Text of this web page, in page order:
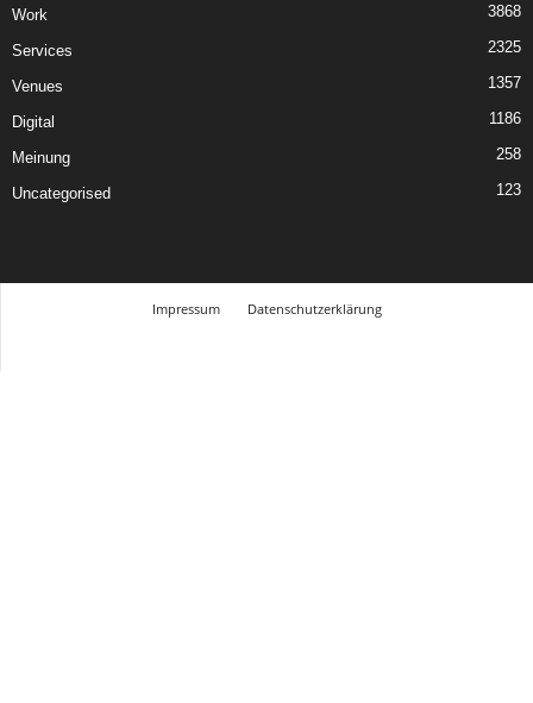
Work 3868
Services 2325
Venues 1357
Digital 1186
Meinung 258
Uncategorised 123
Impressum
Datenschutzerklärung